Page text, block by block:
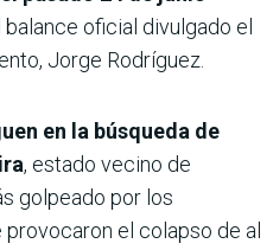
balance oficial divulgado el
Jorge Rodríguez.
en la búsqueda de
, estado vecino de
golpeado por los
el colapso de al